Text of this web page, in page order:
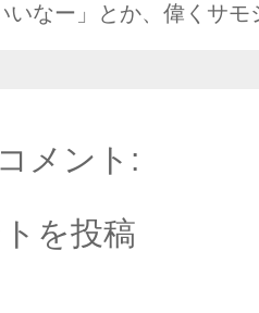
いなー」とか、偉くサ
メント:
を投稿